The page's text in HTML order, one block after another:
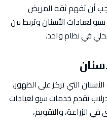
أن تفهم ثقة المريض
لعيادات الأسنان وتربط بين
في نظام واحد.
التي تركز على الظهور،
تقدم خدمات سيو لعيادات
في الزراعة، والتقويم،